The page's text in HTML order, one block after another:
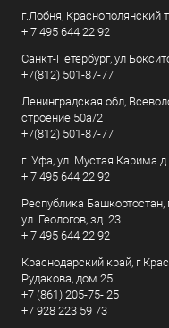
г.Лобня, Краснополянский
+ 7 495 644 22 92
Санкт-Петербург, ул
+7(812) 501-87-77
Ленинградская обл,
строение 50а/2
+7(812) 501-87-77
г. Уфа, ул. Мустая Карима
+ 7 495 644 22 92
Республика
ул. Геологов, зд. 23
+ 7 495 644 22 92
Краснодарский край, г
Рудакова, дом 25
+7 (861) 205-75- 25
+7 928 223 59 73